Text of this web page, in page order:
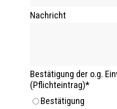
Nachricht
Bestätigung der o.g.
(Pflichteintrag)*
Bestätigung